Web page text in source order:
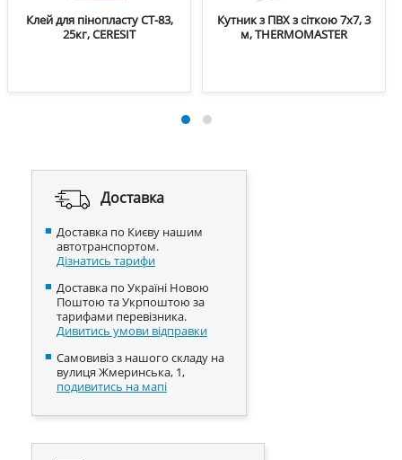
Клей для пінопласту CT-83,
25кг, CERESIT
Кутник з ПВХ з сіткою 7х7, 3
м, THERMOMASTER
Доставка
Доставка по Києву нашим
автотранспортом.
Дізнатись тарифи
Доставка по Україні Новою
Поштою та Укрпоштою за
тарифами перевізника.
Дивитись умови відправки
Самовивіз з нашого складу на
вулиця Жмеринська, 1,
подивитись на мапі